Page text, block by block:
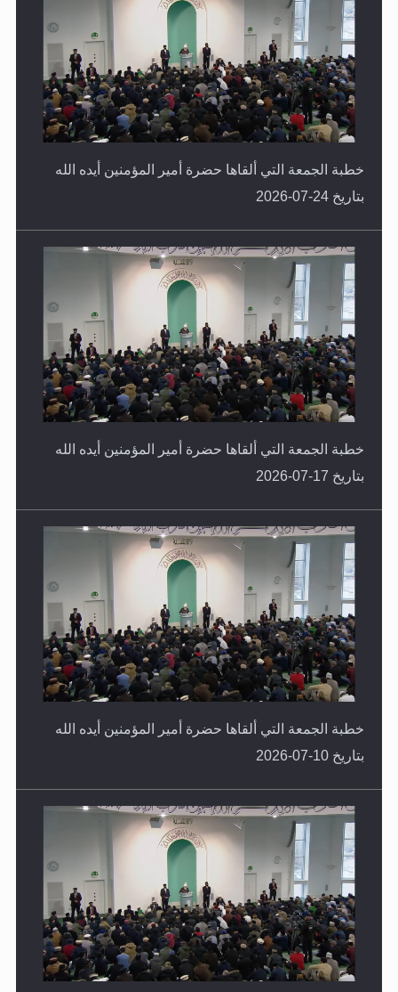
خطبة الجمعة التي ألقاها حضرة أمير المؤمنين أيده الله
خطبة الجمعة التي ألقاها حضرة أمير المؤمنين أيده الله
خطبة الجمعة التي ألقاها حضرة أمير المؤمنين أيده الله
خطبة الجمعة التي ألقاها حضرة أمير المؤمنين أيده الله